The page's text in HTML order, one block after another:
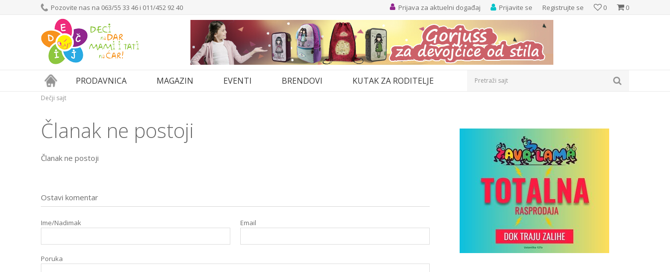
Pozovite nas na 063/55 33 46 i 011/452 92 40 0
0
Prijavite se Registrujte se
Prijava za aktuelni događaj
PRODAVNICA MAGAZIN EVENTI BRENDOVI KUTAK ZA RODITELJE Pretraži sajt
Dečji sajt
Članak ne postoji
Članak ne postoji
Ostavi komentar
Ime/Nadimak Email
Poruka